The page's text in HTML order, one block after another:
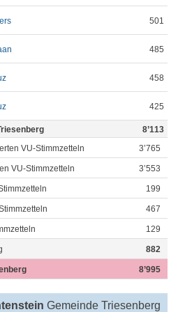
501
485
458
425
8’113
VU-Stimmzetteln
3’765
VU-Stimmzetteln 3’553
199
467
129
882
8’995
Gemeinde Triesenberg